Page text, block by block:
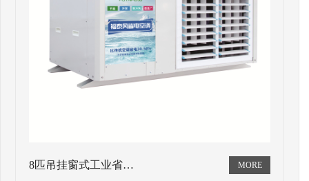
8匹吊挂窗式工业省…